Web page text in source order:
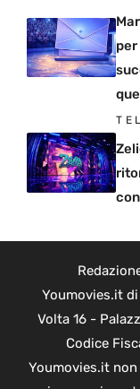
per
Youmovies.it di
Volta 16 -
Codice
Youmovies.it